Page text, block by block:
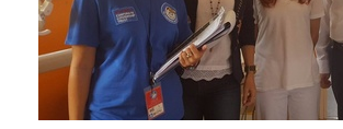
ΔΗΜΟΤΗΣ
ΕΠΙΣΚΕΠΤΗΣ